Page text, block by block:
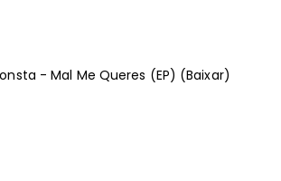
- Mal Me Queres (EP) (Baixar)